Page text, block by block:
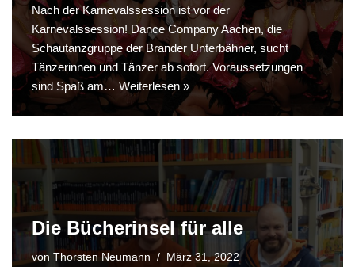
Nach der Karnevalssession ist vor der
Karnevalssession! Dance Company Aachen, die
Schautanzgruppe der Brander Unterbähner, sucht
Tänzerinnen und Tänzer ab sofort. Voraussetzungen
sind Spaß am… Weiterlesen »
Die Bücherinsel für alle
von Thorsten Neumann März 31, 2022